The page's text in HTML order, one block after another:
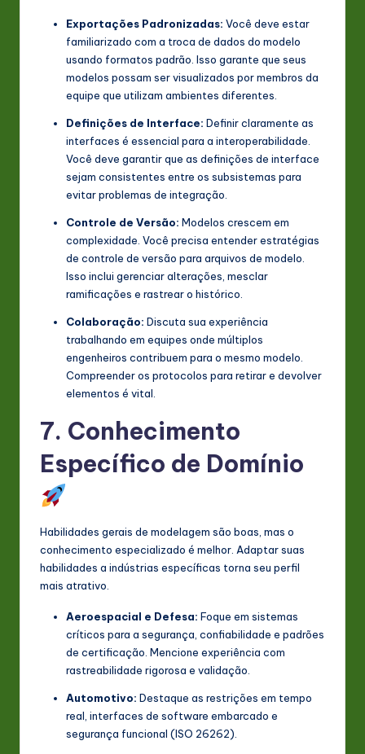
Exportações Padronizadas: Você deve estar
familiarizado com a troca de dados do modelo
usando formatos padrão. Isso garante que seus
modelos possam ser visualizados por membros da
equipe que utilizam ambientes diferentes.
Definições de Interface: Definir claramente as
interfaces é essencial para a interoperabilidade.
Você deve garantir que as definições de interface
sejam consistentes entre os subsistemas para
evitar problemas de integração.
Controle de Versão: Modelos crescem em
complexidade. Você precisa entender estratégias
de controle de versão para arquivos de modelo.
Isso inclui gerenciar alterações, mesclar
ramificações e rastrear o histórico.
Colaboração: Discuta sua experiência
trabalhando em equipes onde múltiplos
engenheiros contribuem para o mesmo modelo.
Compreender os protocolos para retirar e devolver
elementos é vital.
7. Conhecimento
Específico de Domínio
Habilidades gerais de modelagem são boas, mas o
conhecimento especializado é melhor. Adaptar suas
habilidades a indústrias específicas torna seu perfil
mais atrativo.
Aeroespacial e Defesa: Foque em sistemas
críticos para a segurança, confiabilidade e padrões
de certificação. Mencione experiência com
rastreabilidade rigorosa e validação.
Automotivo: Destaque as restrições em tempo
real, interfaces de software embarcado e
segurança funcional (ISO 26262).